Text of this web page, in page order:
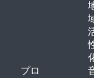
プロ